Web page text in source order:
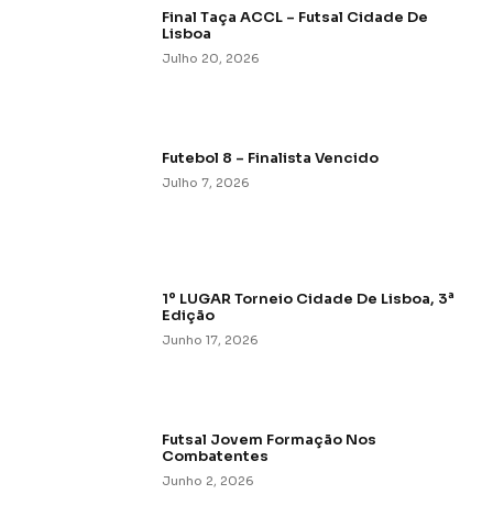
Final Taça ACCL – Futsal Cidade De
Lisboa
Julho 20, 2026
Futebol 8 – Finalista Vencido
Julho 7, 2026
1º LUGAR Torneio Cidade De Lisboa, 3ª
Edição
Junho 17, 2026
Futsal Jovem Formação Nos
Combatentes
Junho 2, 2026